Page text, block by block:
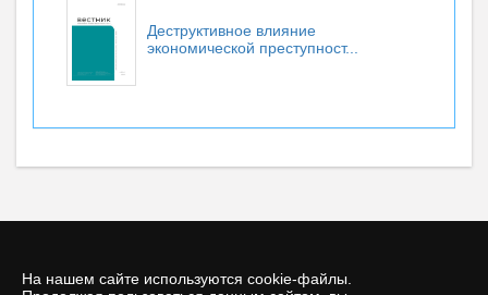
На нашем сайте используются cookie-файлы.
Деструктивное влияние
экономической преступност...